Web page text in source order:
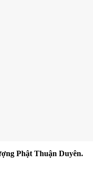
Phật Thuận Duyên.